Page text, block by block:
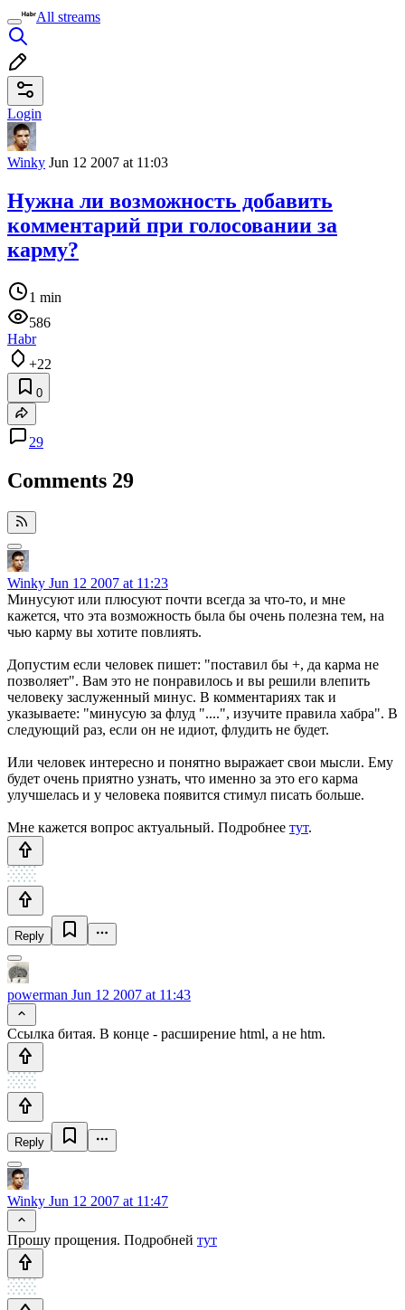
All streams
Login
Winky Jun 12 2007 at 11:03
Нужна ли возможность добавить
комментарий при голосовании за
карму?
1 min
586
Habr
+22
0
29
Comments 29
Winky Jun 12 2007 at 11:23
Минусуют или плюсуют почти всегда за что-то, и мне
кажется, что эта возможность была бы очень полезна тем, на
чью карму вы хотите повлиять.
Допустим если человек пишет: "поставил бы +, да карма не
позволяет". Вам это не понравилось и вы решили влепить
человеку заслуженный минус. В комментариях так и
указываете: "минусую за флуд "....", изучите правила хабра". В
следующий раз, если он не идиот, флудить не будет.
Или человек интересно и понятно выражает свои мысли. Ему
будет очень приятно узнать, что именно за это его карма
улучшелась и у человека появится стимул писать больше.
Мне кажется вопрос актуальный. Подробнее тут.
Reply
powerman Jun 12 2007 at 11:43
Ссылка битая. В конце - расширение html, а не htm.
Reply
Winky Jun 12 2007 at 11:47
Прошу прощения. Подробней тут